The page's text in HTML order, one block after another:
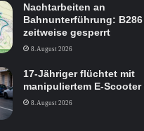
Nachtarbeiten an
Bahnunterführung:
zeitweise gesperrt
8. August 2026
17-Jähriger flüchtet mit
manipuliertem E-Scooter
8. August 2026